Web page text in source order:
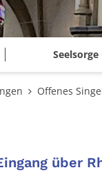
Offenes
über